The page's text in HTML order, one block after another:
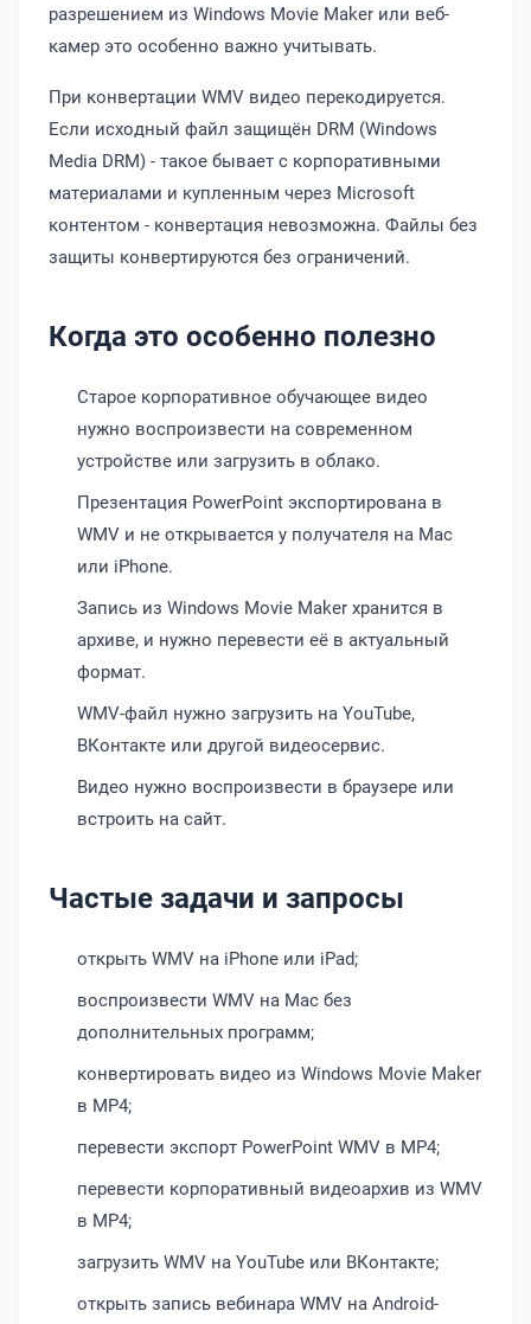
разрешением из Windows Movie Maker или веб-
камер это особенно важно учитывать.
При конвертации WMV видео перекодируется.
Если исходный файл защищён DRM (Windows
Media DRM) - такое бывает с корпоративными
материалами и купленным через Microsoft
контентом - конвертация невозможна. Файлы без
защиты конвертируются без ограничений.
Когда это особенно полезно
Старое корпоративное обучающее видео
нужно воспроизвести на современном
устройстве или загрузить в облако.
Презентация PowerPoint экспортирована в
WMV и не открывается у получателя на Mac
или iPhone.
Запись из Windows Movie Maker хранится в
архиве, и нужно перевести её в актуальный
формат.
WMV-файл нужно загрузить на YouTube,
ВКонтакте или другой видеосервис.
Видео нужно воспроизвести в браузере или
встроить на сайт.
Частые задачи и запросы
открыть WMV на iPhone или iPad;
воспроизвести WMV на Mac без
дополнительных программ;
конвертировать видео из Windows Movie Maker
в MP4;
перевести экспорт PowerPoint WMV в MP4;
перевести корпоративный видеоархив из WMV
в MP4;
загрузить WMV на YouTube или ВКонтакте;
открыть запись вебинара WMV на Android-